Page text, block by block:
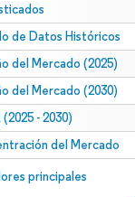
de Datos Históricos
del Mercado (2025)
del Mercado (2030)
- 2030)
del Mercado
principales